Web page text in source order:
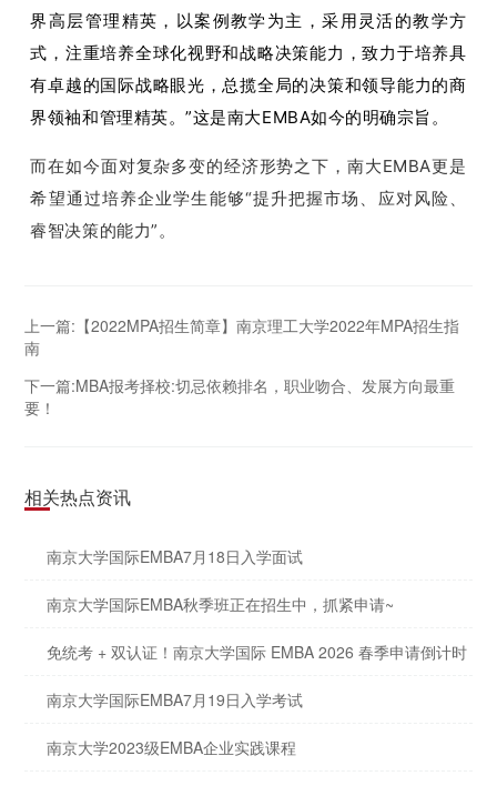
界高层管理精英，以案例教学为主，采用灵活的教学方
式，注重培养全球化视野和战略决策能力，致力于培养具
有卓越的国际战略眼光，总揽全局的决策和领导能力的商
界领袖和管理精英。”这是南大EMBA如今的明确宗旨。
而在如今面对复杂多变的经济形势之下，南大EMBA更是
希望通过培养企业学生能够“提升把握市场、应对风险、
睿智决策的能力”。
上一篇:【2022MPA招生简章】南京理工大学2022年MPA招生指
南
下一篇:MBA报考择校:切忌依赖排名，职业吻合、发展方向最重
要！
相关热点资讯
南京大学国际EMBA7月18日入学面试
南京大学国际EMBA秋季班正在招生中，抓紧申请~
免统考 + 双认证！南京大学国际 EMBA 2026 春季申请倒计时
南京大学国际EMBA7月19日入学考试
南京大学2023级EMBA企业实践课程